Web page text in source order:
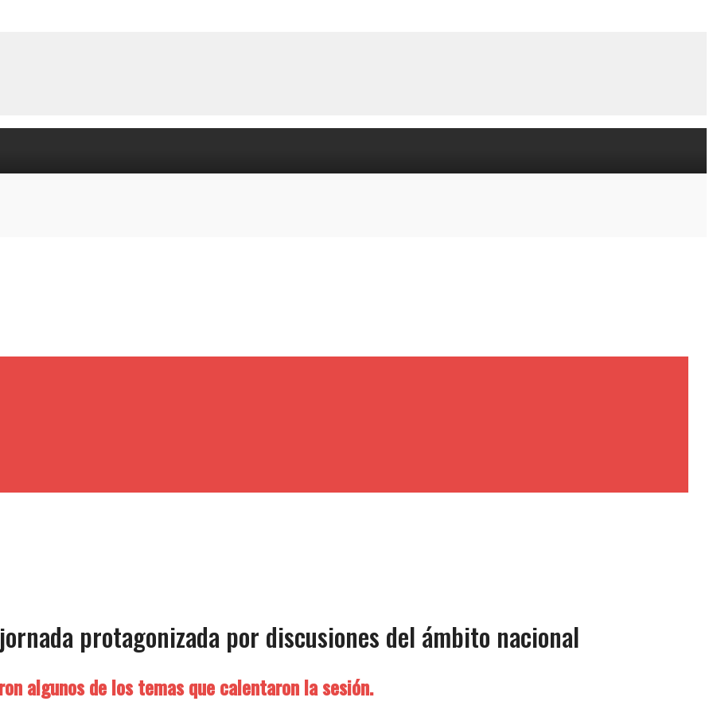
protagonizada por discusiones del ámbito nacional
algunos de los temas que calentaron la sesión.